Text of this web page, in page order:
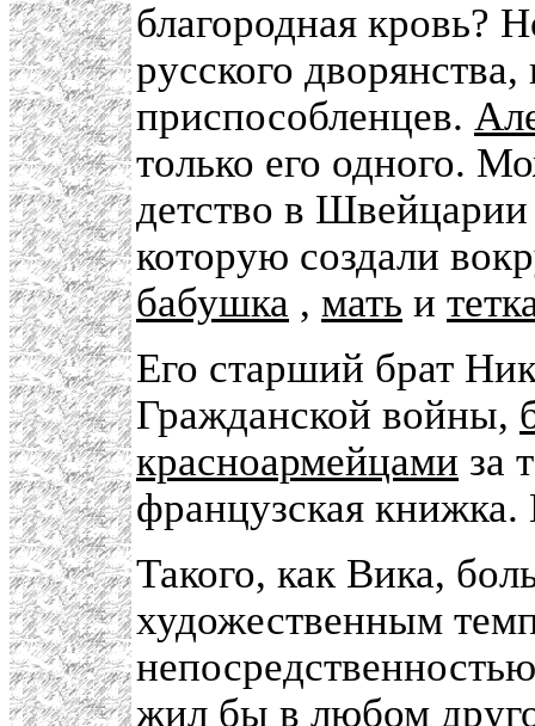
благородная кровь?
русского
приспособленцев.
только его одного.
детство в
которую создали
бабушка , мать и
Его старший брат
Гражданской войны,
красноармейцами за
французская книжка.
Такого, как Вика,
художественным
жил бы в любом